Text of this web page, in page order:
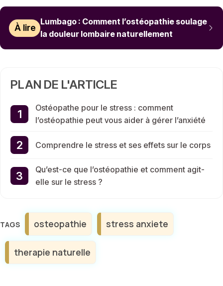
À lire
Lumbago : Comment l’ostéopathie soulage
la douleur lombaire naturellement
PLAN DE L'ARTICLE
Ostéopathe pour le stress : comment
l’ostéopathie peut vous aider à gérer l’anxiété
Comprendre le stress et ses effets sur le corps
Qu’est-ce que l’ostéopathie et comment agit-
elle sur le stress ?
Étiquettes
osteopathie stress anxiete
therapie naturelle